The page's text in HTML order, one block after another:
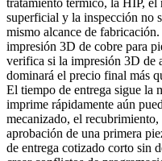
tratamiento térmico, la HIP,
superficial y la inspección no
mismo alcance de
impresión 3D de cobre para
verifica si la impresión 3D de
dominará el precio final más
El tiempo de entrega sigue la
imprime rápidamente aún
mecanizado, el
aprobación de una primera
de entrega cotizado corto sin